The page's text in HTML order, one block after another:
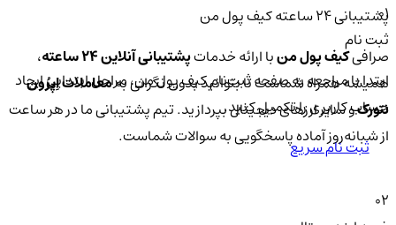
پشتیبانی ۲۴ ساعته کیف پول من
صرافیکیف پول منبا ارائه خدماتپشتیبانی آنلاین ۲۴ ساعته
،
همیشه همراه شماست تا بتوانید بدون نگرانی بهمعاملات اِپرُون
نتورکو سایر ارزهای دیجیتال بپردازید. تیم پشتیبانی ما در هر ساعت
از شبانه‌روز آماده پاسخگویی به سوالات شماست.
01
ثبت نام
ابتدا با مراجعه به صفحه ثبت‌نام کیف‌ پول من، مراحل ابتدایی ایجاد
حساب کاربری را تکمیل کنید.
ثبت نام سریع
02